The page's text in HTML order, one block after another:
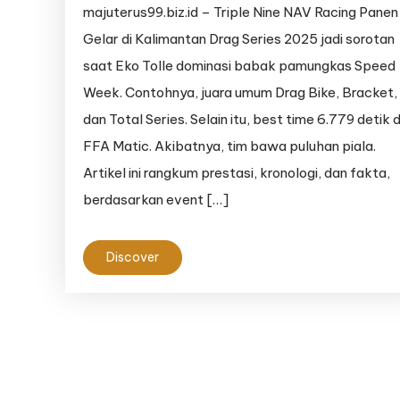
majuterus99.biz.id – Triple Nine NAV Racing Panen
Gelar di Kalimantan Drag Series 2025 jadi sorotan
saat Eko Tolle dominasi babak pamungkas Speed
Week. Contohnya, juara umum Drag Bike, Bracket,
dan Total Series. Selain itu, best time 6.779 detik
FFA Matic. Akibatnya, tim bawa puluhan piala.
Artikel ini rangkum prestasi, kronologi, dan fakta,
berdasarkan event […]
Discover